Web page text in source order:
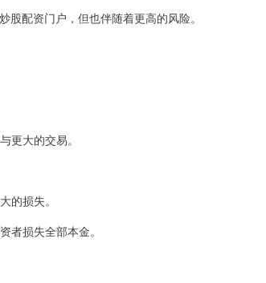
配资门户，但也伴随着更高的风险。
更大的交易。
的损失。
者损失全部本金。